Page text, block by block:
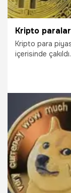
Kripto para
içerisinde
Bitcoin akşam
seviyesinden
yükselen
ediliyor. İşte
13.07.2022